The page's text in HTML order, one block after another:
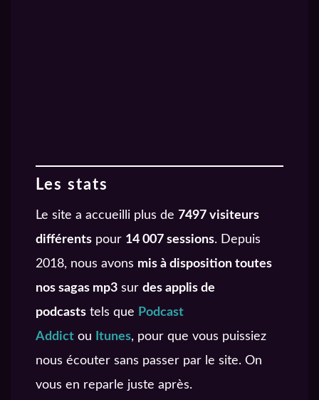
Les stats
Le site a accueilli plus de 7497 visiteurs
différents pour 14 007 sessions. Depuis
2018, nous avons mis à disposition toutes
nos sagas mp3 sur des applis de
podcasts tels que Podcast
Addict ou Itunes, pour que vous puissiez
nous écouter sans passer par le site. On
vous en reparle juste après.